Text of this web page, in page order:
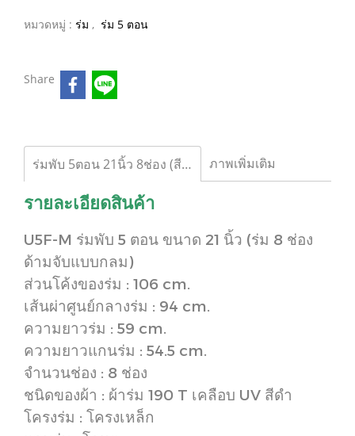
หมวดหมู่ : ร่ม , ร่ม 5 ตอน
Share
ร่มพับ 5ตอน 21นิ้ว 8ช่อง (สีส้ม) ภาพเพิ่มเติม
รายละเอียดสินค้า
U5F-M ร่มพับ 5 ตอน ขนาด 21 นิ้ว (ร่ม 8 ช่อง
ด้ามจับแบบกลม)
ส่วนโค้งของร่ม : 106 cm.
เส้นผ่าศูนย์กลางร่ม : 94 cm.
ความยาวร่ม : 59 cm.
ความยาวแกนร่ม : 54.5 cm.
จำนวนช่อง : 8 ช่อง
ชนิดของผ้า : ผ้าร่ม 190 T เคลือบ UV สีดำ
โครงร่ม : โครงเหล็ก